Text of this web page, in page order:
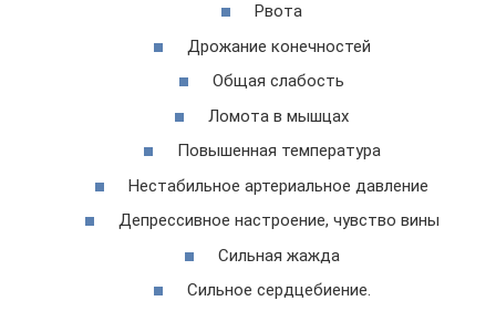
Рвота
Дрожание конечностей
Общая слабость
Ломота в мышцах
Повышенная температура
Нестабильное артериальное давление
Депрессивное настроение, чувство вины
Сильная жажда
Сильное сердцебиение.